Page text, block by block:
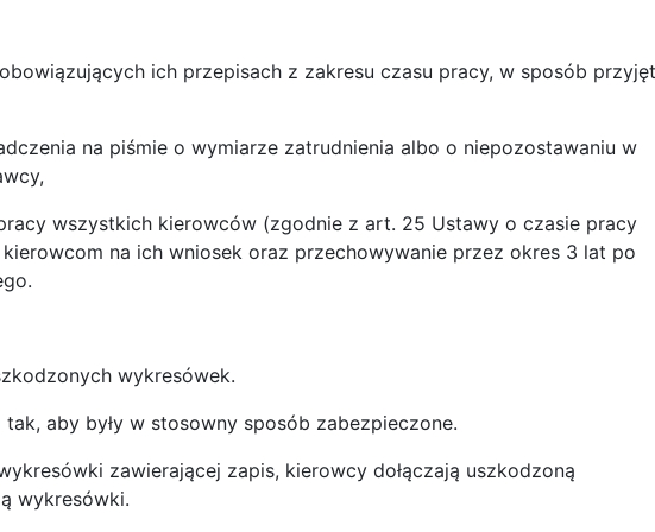
ich przepisach z zakresu czasu pracy, w sposób
na piśmie o wymiarze zatrudnienia albo o niepozostawaniu w
wszystkich kierowców (zgodnie z art. 25 Ustawy o czasie pracy
na ich wniosek oraz przechowywanie przez okres 3 lat po
wykresówek.
aby były w stosowny sposób zabezpieczone.
zawierającej zapis, kierowcy dołączają uszkodzoną
wykresówki.